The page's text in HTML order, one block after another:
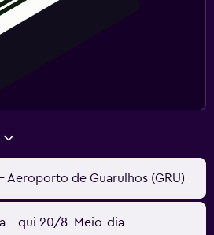
Aeroporto de Guarulhos (GRU)
- qui 20/8 Meio-dia